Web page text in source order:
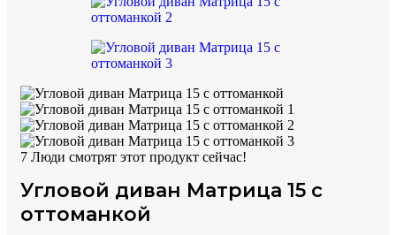
7 Люди смотрят этот продукт сейчас!
Угловой диван Матрица 15 с
оттоманкой